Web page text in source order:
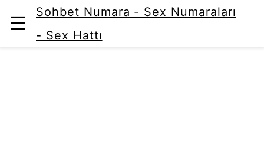
☰
Sohbet Numara - Sex Numaraları
- Sex Hattı